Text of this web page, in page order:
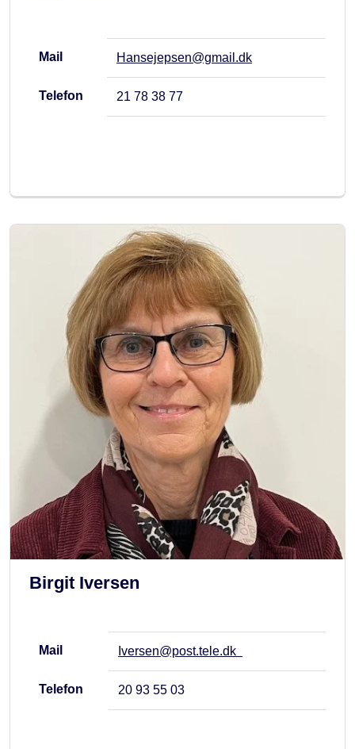
Mail Hansejepsen@gmail.dk
Telefon 21 78 38 77
Birgit Iversen
Mail Iversen@post.tele.dk
Telefon 20 93 55 03